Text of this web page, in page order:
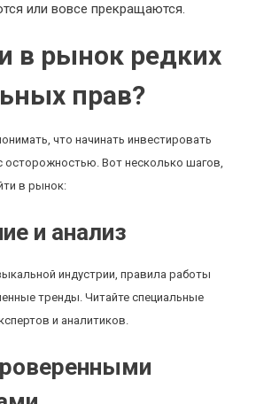
или вовсе прекращаются.
в рынок редких
прав?
что начинать инвестировать
осторожностью. Вот несколько шагов,
в рынок:
и анализ
индустрии, правила работы
тренды. Читайте специальные
и аналитиков.